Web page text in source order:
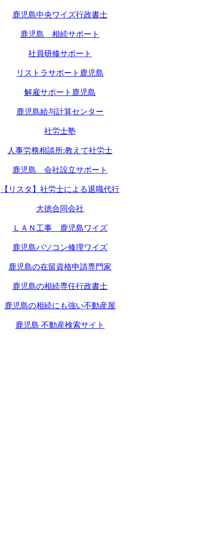
鹿児島中央ワイズ行政書士
鹿児島 相続サポート
社員研修サポート
リストラサポート鹿児島
解雇サポート鹿児島
鹿児島給与計算センター
社労士塾
人事労務相談所:教えて社労士
鹿児島 会社設立サポート
【リスタ】社労士による退職代行
大徳合同会社
ＬＡＮ工事 鹿児島ワイズ
鹿児島パソコン修理ワイズ
鹿児島の在留資格申請専門家
鹿児島の相続専任行政書士
鹿児島の相続にも強い不動産屋
鹿児島 不動産検索サイト